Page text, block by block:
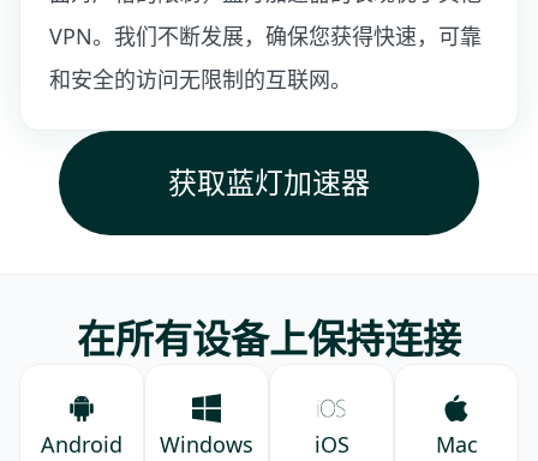
VPN。我们不断发展，确保您获得快速，可靠
和安全的访问无限制的互联网。
获取蓝灯加速器
在所有设备上保持连接
Android Windows iOS Mac